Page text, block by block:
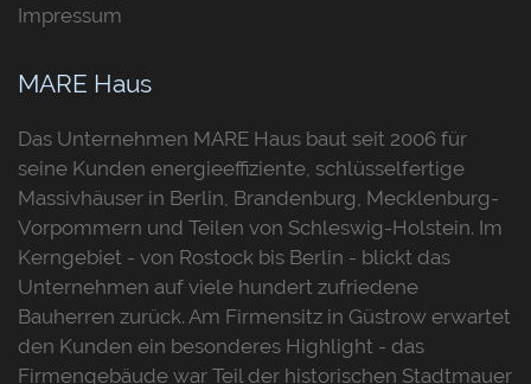
Impressum
MARE Haus
Das Unternehmen MARE Haus baut seit 2006 für
seine Kunden energieeffiziente, schlüsselfertige
Massivhäuser in Berlin, Brandenburg, Mecklenburg-
Vorpommern und Teilen von Schleswig-Holstein. Im
Kerngebiet - von Rostock bis Berlin - blickt das
Unternehmen auf viele hundert zufriedene
Bauherren zurück. Am Firmensitz in Güstrow erwartet
den Kunden ein besonderes Highlight - das
Firmengebäude war Teil der historischen Stadtmauer